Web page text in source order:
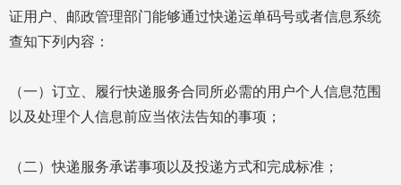
证用户、邮政管理部门能够通过快递运单码号或者信息系统
查知下列内容：
（一）订立、履行快递服务合同所必需的用户个人信息范围
以及处理个人信息前应当依法告知的事项；
（二）快递服务承诺事项以及投递方式和完成标准；